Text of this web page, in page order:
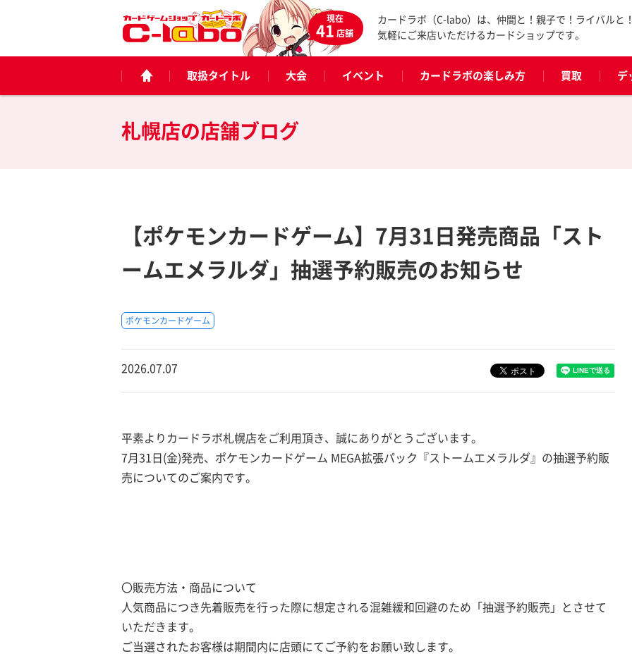
現在
41店舗
カードラボ（C-labo）は、仲間と！親子で！ライバルと
気軽にご来店いただけるカードショップです。
取扱タイトル 大会 イベント カードラボの楽しみ方 買取 デ
札幌店の店舗ブログ
【ポケモンカードゲーム】7月31日発売商品「スト
ームエメラルダ」抽選予約販売のお知らせ
ポケモンカードゲーム
2026.07.07
平素よりカードラボ札幌店をご利用頂き、誠にありがとうございます。
7月31日(金)発売、ポケモンカードゲーム MEGA拡張パック『ストームエメラルダ』の抽選予約販
売についてのご案内です。
〇販売方法・商品について
人気商品につき先着販売を行った際に想定される混雑緩和回避のため「抽選予約販売」とさせて
いただきます。
ご当選されたお客様は期間内に店頭にてご予約をお願い致します。